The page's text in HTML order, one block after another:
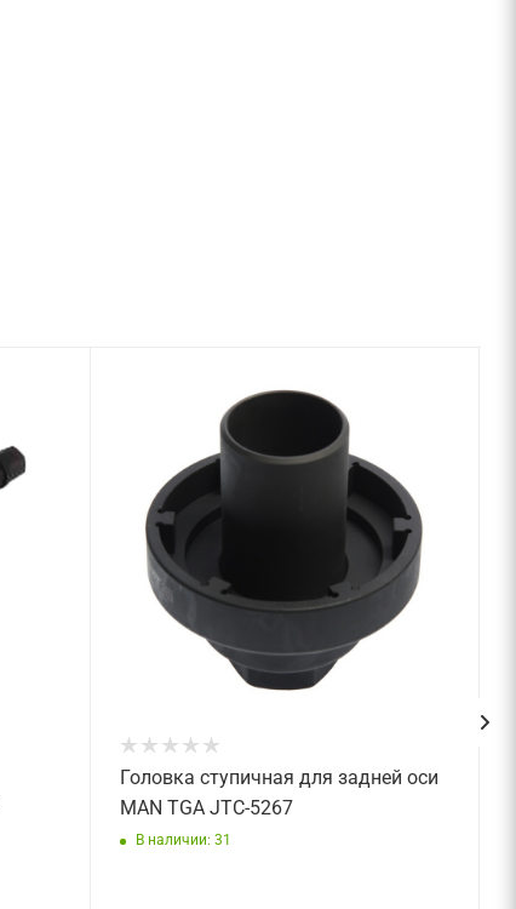
Головка ступичная для задней оси
MAN TGA JTC-5267
В наличии: 31